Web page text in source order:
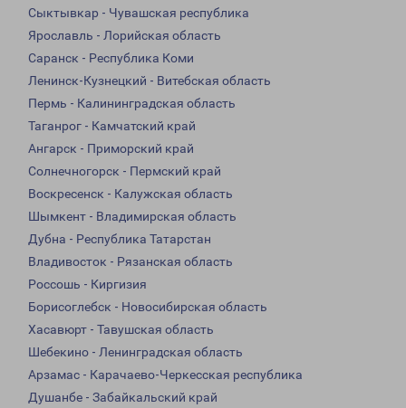
Сыктывкар - Чувашская республика
Ярославль - Лорийская область
Саранск - Республика Коми
Ленинск-Кузнецкий - Витебская область
Пермь - Калининградская область
Таганрог - Камчатский край
Ангарск - Приморский край
Солнечногорск - Пермский край
Воскресенск - Калужская область
Шымкент - Владимирская область
Дубна - Республика Татарстан
Владивосток - Рязанская область
Россошь - Киргизия
Борисоглебск - Новосибирская область
Хасавюрт - Тавушская область
Шебекино - Ленинградская область
Арзамас - Карачаево-Черкесская республика
Душанбе - Забайкальский край